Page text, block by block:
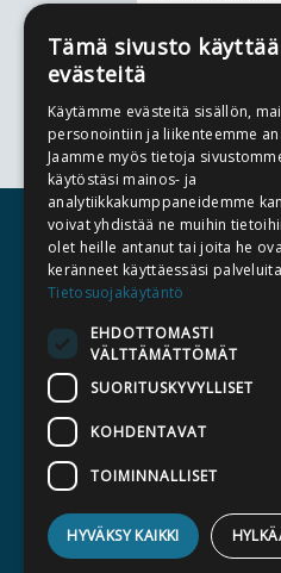
21.9.2026
Tuoteluettelon
YLEISET
Tämä sivusto käyttää
evästeitä
Käytämme evästeitä sisällön,
personointiin ja liikenteemme
Jaamme myös tietoja
käytöstäsi mainos- ja
analytiikkakumppaneidemme
voivat yhdistää ne muihin
olet heille antanut tai joita he
keränneet käyttäessäsi
Tietosuojakäytäntö
EHDOTTOMASTI
VÄLTTÄMÄTTÖMÄT
SUORITUSKYVYLLISET
KOHDENTAVAT
TOIMINNALLISET
HYVÄKSY KAIKKI